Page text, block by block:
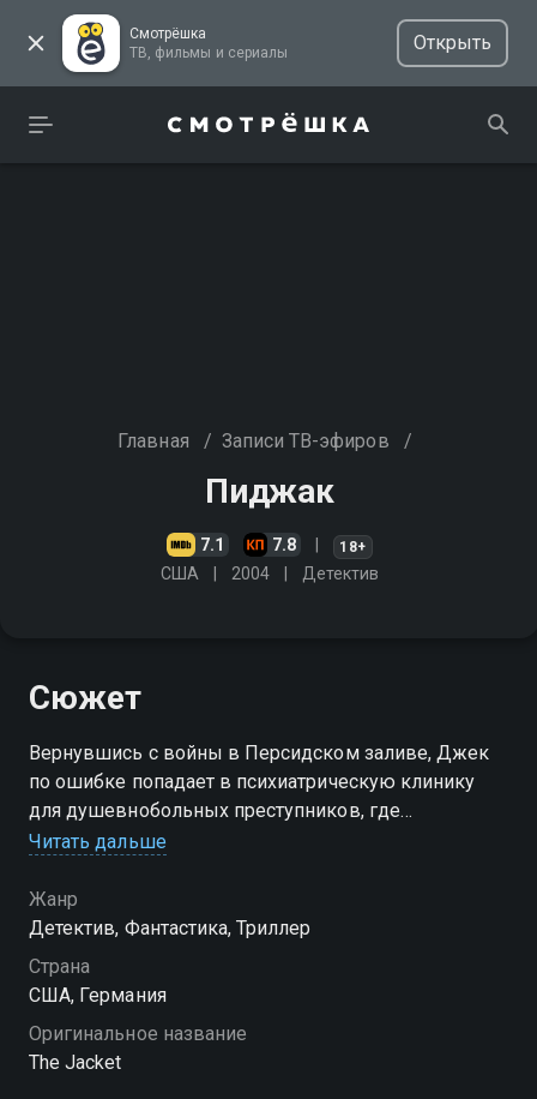
Смотрёшка
ТВ, фильмы и сериалы
Открыть
Главная / Записи ТВ-эфиров /
Пиджак
7.1 7.8 18+
США 2004 Детектив
Сюжет
Вернувшись с войны в Персидском заливе, Джек
по ошибке попадает в психиатрическую клинику
для душевнобольных преступников, где
подвергается экспериментальным способам
врачей данного учреждения
Читать дальше
Жанр
Детектив, Фантастика, Триллер
Страна
США, Германия
Оригинальное название
The Jacket